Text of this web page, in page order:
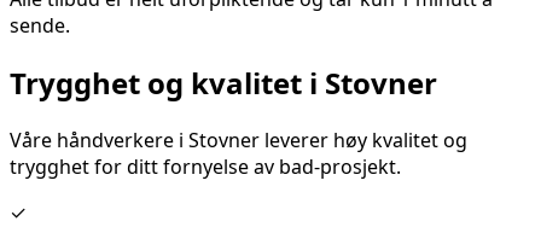
sende.
Trygghet og kvalitet i Stovner
Våre håndverkere i Stovner leverer høy kvalitet og
trygghet for dittfornyelse av bad-prosjekt.
✓